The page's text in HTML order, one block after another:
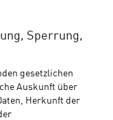
Sperrung,
gesetzlichen
Auskunft über
Herkunft der